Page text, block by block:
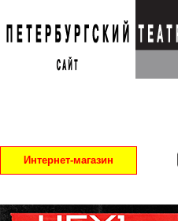
Интернет-магазин